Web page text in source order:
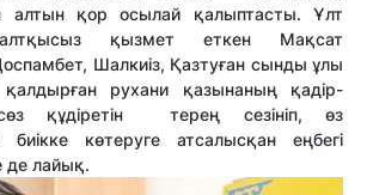
алтын қор осылай қалыптасты. Ұлт
қызмет еткен Мақсат
Шалкиіз, Қазтуған сынды ұлы
рухани қазынаның қадір-
құдіретін терең сезініп, өз
көтеруге атсалысқан еңбегі
де лайық.